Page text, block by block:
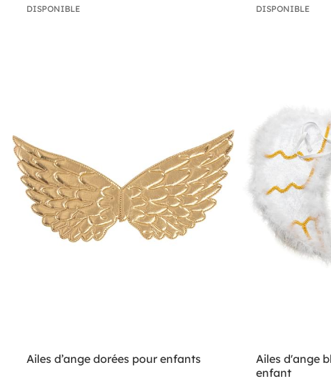
DISPONIBLE DISPONIBLE
Ailes d’ange dorées pour enfants
Ailes d'ange
enfant